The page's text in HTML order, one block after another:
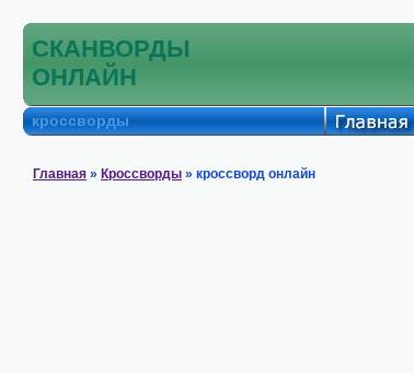
СКАНВОРДЫ
ОНЛАЙН
кроссворды
Главная » Кроссворды » кроссворд онлайн